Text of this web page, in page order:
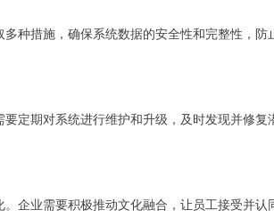
种措施，确保系统数据的安全性和完整性，防
定期对系统进行维护和升级，及时发现并修复
企业需要积极推动文化融合，让员工接受并